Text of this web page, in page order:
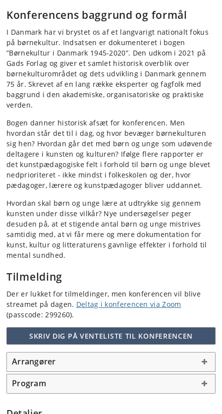
Konferencens baggrund og formål
I Danmark har vi brystet os af et langvarigt nationalt fokus
på børnekultur. Indsatsen er dokumenteret i bogen
”Børnekultur i Danmark 1945-2020”. Den udkom i 2021 på
Gads Forlag og giver et samlet historisk overblik over
børnekulturområdet og dets udvikling i Danmark gennem
75 år. Skrevet af en lang række eksperter og fagfolk med
baggrund i den akademiske, organisatoriske og praktiske
verden.
Bogen danner historisk afsæt for konferencen. Men
hvordan står det til i dag, og hvor bevæger børnekulturen
sig hen? Hvordan går det med børn og unge som udøvende
deltagere i kunsten og kulturen? Ifølge flere rapporter er
det kunstpædagogiske felt i forhold til børn og unge blevet
nedprioriteret - ikke mindst i folkeskolen og der, hvor
pædagoger, lærere og kunstpædagoger bliver uddannet.
Hvordan skal børn og unge lære at udtrykke sig gennem
kunsten under disse vilkår? Nye undersøgelser peger
desuden på, at et stigende antal børn og unge mistrives
samtidig med, at vi får mere og mere dokumentation for
kunst, kultur og litteraturens gavnlige effekter i forhold til
mental sundhed.
Tilmelding
Der er lukket for tilmeldinger, men konferencen vil blive
streamet på dagen. Deltag i konferencen via Zoom
(passcode: 299260).
SKRIV DIG PÅ VENTELISTE TIL KONFERENCEN
Arrangører
Program